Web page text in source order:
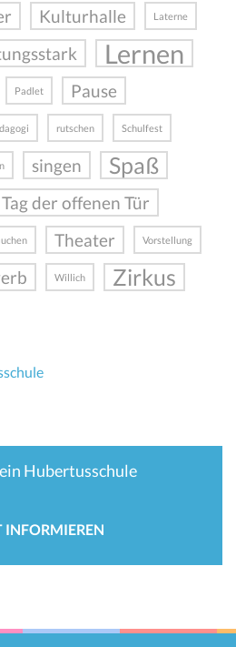
Kulturhalle Laterne
Lernen
Padlet
Pause
rutschen Schulfest
singen
Spaß
Tag der offenen Tür
Theater Vorstellung
Willich Zirkus
Hubertusschule
INFORMIEREN